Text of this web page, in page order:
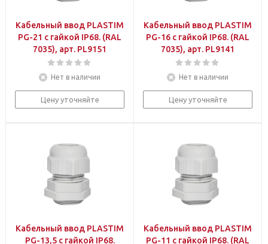
Кабельный ввод PLASTIM
PG-21 с гайкой IP68. (RAL
7035), арт. PL9151
Нет в наличии
Цену уточняйте
Кабельный ввод PLASTIM
PG-16 с гайкой IP68. (RAL
7035), арт. PL9141
Нет в наличии
Цену уточняйте
Кабельный ввод PLASTIM
PG-13,5 с гайкой IP68.
Кабельный ввод PLASTIM
PG-11 с гайкой IP68. (RAL